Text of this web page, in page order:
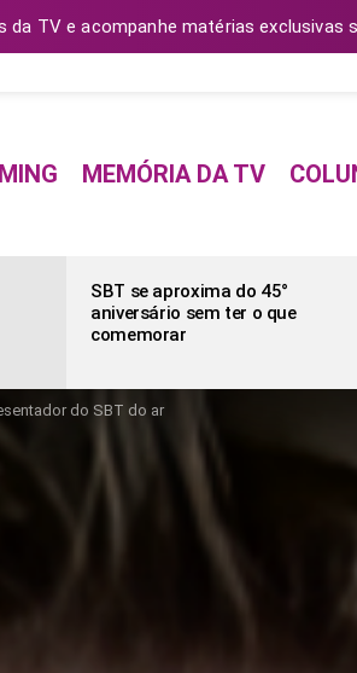
da TV e acompanhe matérias exclusivas
MEMÓRIA DA TV
SBT se aproxima do 45°
aniversário sem ter o que
comemorar
do SBT do ar